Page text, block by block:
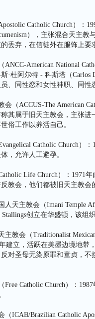
Catholic Church）：
），主张混合天主
丢弃，在信徒外在服饰上要
American National
·杜阿尔特 - 科斯塔（
、同性恋和女性神职、同
（ACCUS-The American
其属于旧天主教会，主张
俗工作以养活自己。
Catholic Church）
，允许人工避孕。
Life Church）：1971
教会，他们都被旧天主教
人天主教会（Imani Temple
Stallings创立在华盛顿，该
主教会（Traditionalist
建立，活跃在美墨边境地
对圣母无染原罪和童贞，不
Catholic Church）：
（ICAB/Brazilian Catholic